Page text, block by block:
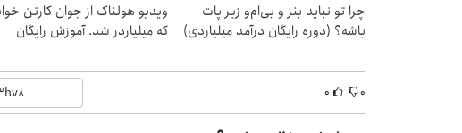
چرا تو نباید بنز و بی‌ام‌و زیر پات
باشه؟ (دوره رایگان درآمد میلیاردی)
ویدیو هولناک از جوان کارتن
که میلیاردر شد. آموزش رایگان
۰ ۰